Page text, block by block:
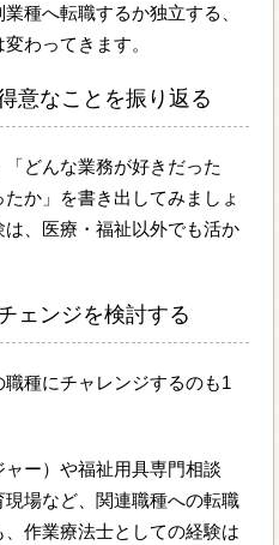
種へ転職するか独立する、
わってきます。
意なことを振り返る
どんな業務が好きだった
か」を書き出してみましょ
、医療・福祉以外でも活か
ェンジを検討する
種にチャレンジするのも1
ー）や福祉用具専門相談
場など、関連職種への転職
作業療法士としての経験は